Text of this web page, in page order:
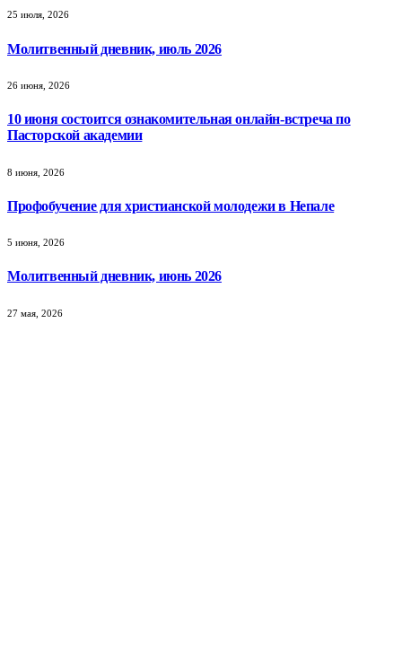
25 июля, 2026
Молитвенный дневник, июль 2026
26 июня, 2026
10 июня состоится ознакомительная онлайн-встреча по
Пасторской академии
8 июня, 2026
Профобучение для христианской молодежи в Непале
5 июня, 2026
Молитвенный дневник, июнь 2026
27 мая, 2026